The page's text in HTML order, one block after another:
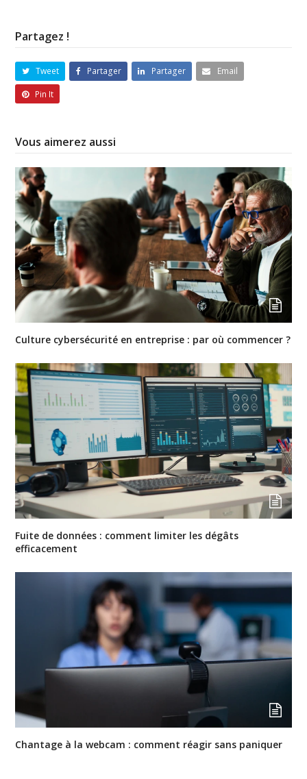
Partagez !
Tweet Partager Partager
Email
Pin It
Vous aimerez aussi
Culture cybersécurité en entreprise : par où commencer ?
Fuite de données : comment limiter les dégâts
efficacement
Chantage à la webcam : comment réagir sans paniquer